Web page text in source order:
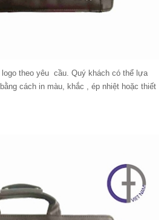
logo theo yêu cầu. Quý khách có thể lựa
cách in màu, khắc , ép nhiệt hoặc thiết